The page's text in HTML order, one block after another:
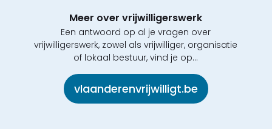
Meer over vrijwilligerswerk
Een antwoord op al je vragen over
vrijwilligerswerk, zowel als vrijwilliger, organisatie
of lokaal bestuur, vind je op...
vlaanderenvrijwilligt.be